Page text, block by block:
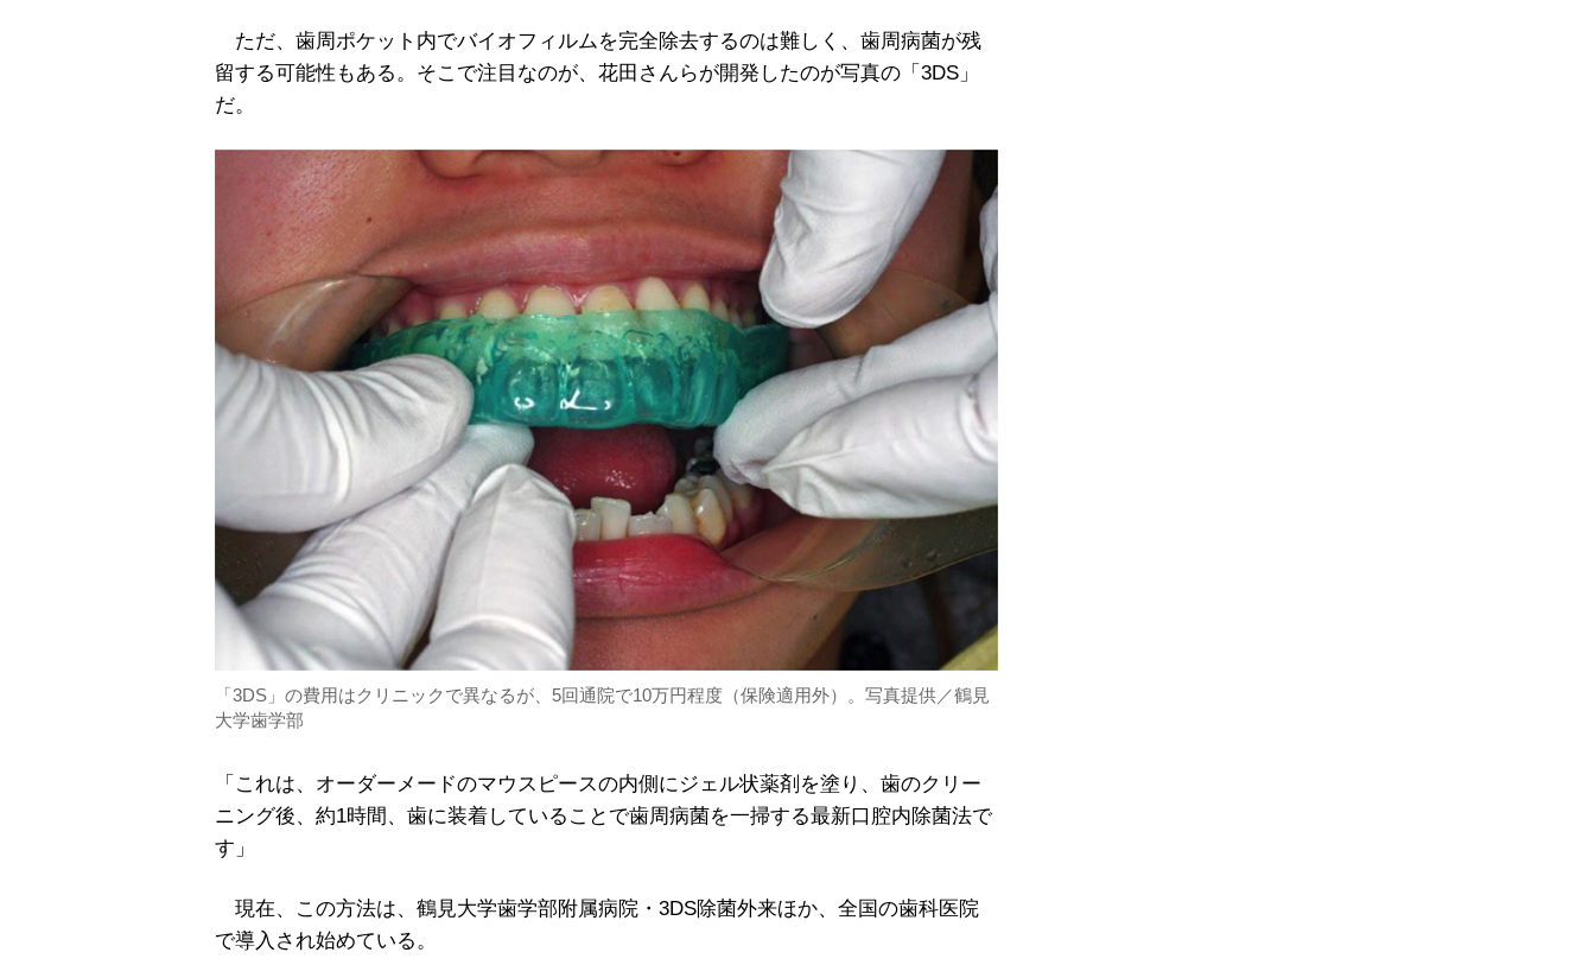
ただ、歯周ポケット内でバイオフィルムを完全除去するのは難しく、歯周病菌が残
留する可能性もある。そこで注目なのが、花田さんらが開発したのが写真の「3DS」
だ。
「3DS」の費用はクリニックで異なるが、5回通院で10万円程度（保険適用外）。写真提供／鶴見
大学歯学部
「これは、オーダーメードのマウスピースの内側にジェル状薬剤を塗り、歯のクリー
ニング後、約1時間、歯に装着していることで歯周病菌を一掃する最新口腔内除菌法で
す」
現在、この方法は、鶴見大学歯学部附属病院・3DS除菌外来ほか、全国の歯科医院
で導入され始めている。